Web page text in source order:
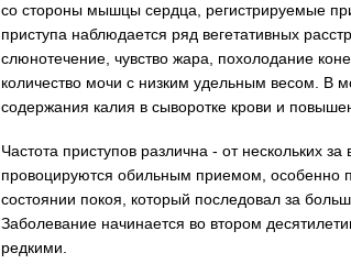
со стороны мышцы сердца, регистрируемые
приступа наблюдается ряд вегетативных
слюнотечение, чувство жара, похолодание
количество мочи с низким удельным весом. В
содержания калия в сыворотке крови и
Частота приступов различна - от нескольких
провоцируются обильным приемом, особенно
состоянии покоя, который последовал за
Заболевание начинается во втором
редкими.